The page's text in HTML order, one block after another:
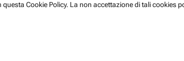
Cookie Policy. La non accettazione di tali cookies